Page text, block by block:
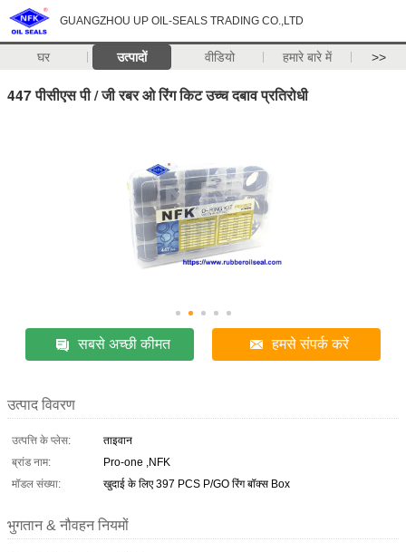
GUANGZHOU UP OIL-SEALS TRADING CO.,LTD
घर उत्पादों वीडियो हमारे बारे में >>
447 पीसीएस पी / जी रबर ओ रिंग किट उच्च दबाव प्रतिरोधी
सबसे अच्छी कीमत हमसे संपर्क करें
उत्पाद विवरण
उत्पत्ति के प्लेस:
ताइवान
ब्रांड नाम:
Pro-one ,NFK
मॉडल संख्या:
खुदाई के लिए 397 PCS P/GO रिंग बॉक्स Box
भुगतान & नौवहन नियमों